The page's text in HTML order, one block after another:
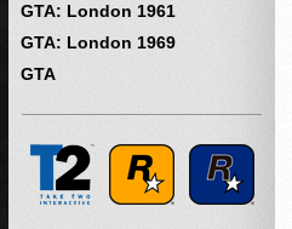
GTA: London 1961
GTA: London 1969
GTA